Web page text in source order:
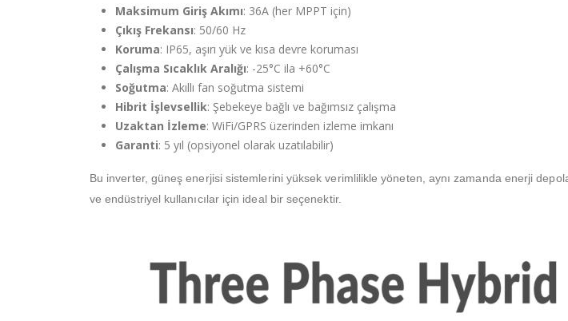
Maksimum Giriş Akımı: 36A (her MPPT için)
Çıkış Frekansı: 50/60 Hz
Koruma: IP65, aşırı yük ve kısa devre koruması
Çalışma Sıcaklık Aralığı: -25°C ila +60°C
Soğutma: Akıllı fan soğutma sistemi
Hibrit İşlevsellik: Şebekeye bağlı ve bağımsız çalışma
Uzaktan İzleme: WiFi/GPRS üzerinden izleme imkanı
Garanti: 5 yıl (opsiyonel olarak uzatılabilir)
Bu inverter, güneş enerjisi sistemlerini yüksek verimlilikle yöneten, aynı zamanda enerji
ve endüstriyel kullanıcılar için ideal bir seçenektir.